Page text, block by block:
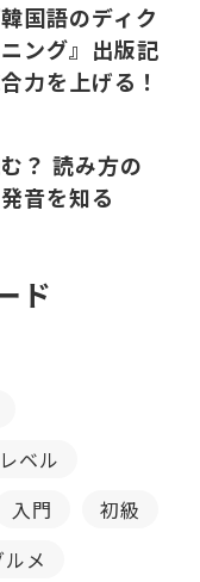
国語のディク
ング』出版記
力を上げる！
？ 読み方の
音を知る
ド
ベル
入門
初級
メ